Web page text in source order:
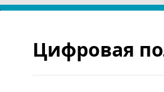
Цифровая